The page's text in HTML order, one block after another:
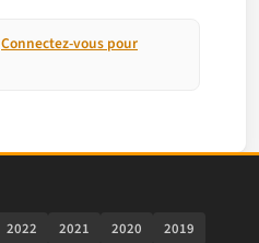
Connectez-vous pour
2022 2021 2020
2019